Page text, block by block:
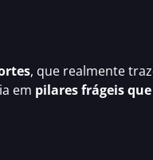
, que realmente
em pilares frágeis